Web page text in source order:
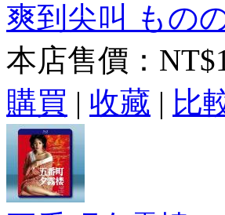
爽到尖叫 もの
本店售價：
購買 | 收藏 | 比